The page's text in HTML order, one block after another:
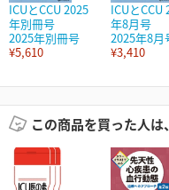
ICUとCCU 2025
年別冊号
2025年別冊号
¥5,610
ICUとCCU
年8月号
2025年8月
¥3,410
この商品を買った人は